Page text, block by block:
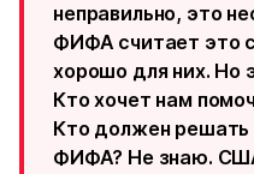
неправильно, это
ФИФА считает это
хорошо для них. Но
Кто хочет нам
Кто должен решать
ФИФА? Не знаю.